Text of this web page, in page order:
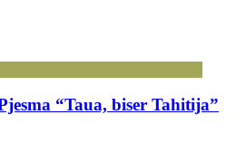
“Taua, biser Tahitija”